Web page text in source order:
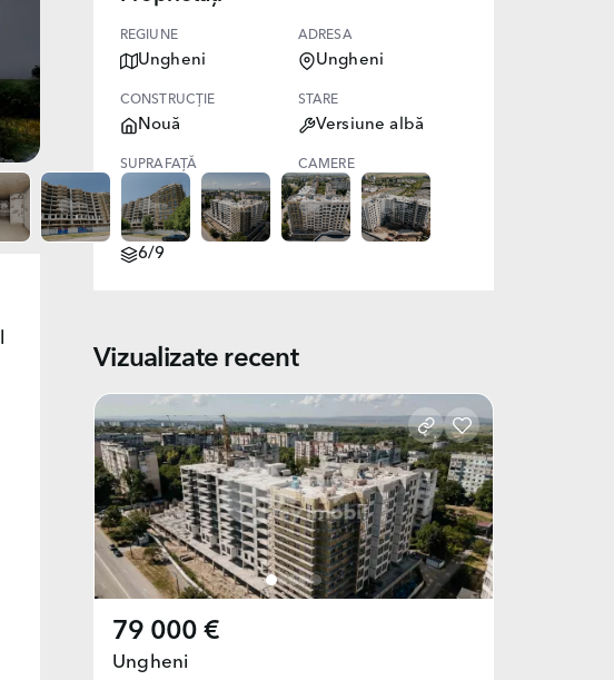
REGIUNE
Ungheni
ADRESA
Ungheni
CONSTRUCȚIE
Nouă
STARE
Versiune albă
SUPRAFAȚĂ
73.00
CAMERE
2
NIVEL
6/9
Vizualizate recent
79 000 €
Ungheni